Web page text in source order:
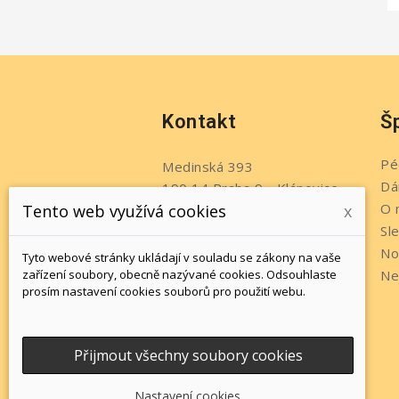
Kontakt
Medinská 393
190 14 Praha 9 - Klánovice
Česko
Telefon: +420 737 215 611
Napište nám:
info@jewelsbyromi.cz
O
Tento web využívá cookies x
Tyto webové stránky ukládají v souladu se zákony na vaše
zařízení soubory, obecně nazývané cookies. Odsouhlaste
prosím nastavení cookies souborů pro použití webu.
Přijmout všechny soubory cookies